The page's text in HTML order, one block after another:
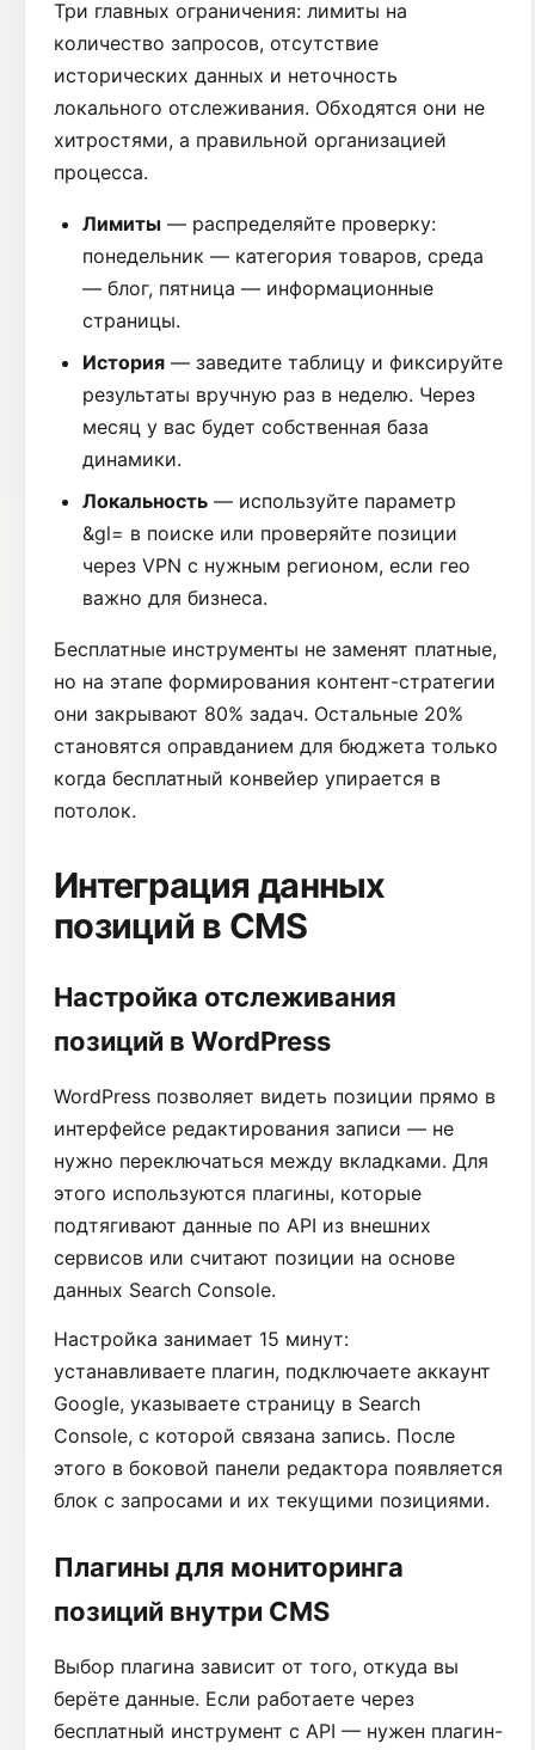
Три главных ограничения: лимиты на
количество запросов, отсутствие
исторических данных и неточность
локального отслеживания. Обходятся они не
хитростями, а правильной организацией
процесса.
Лимиты — распределяйте проверку:
понедельник — категория товаров, среда
— блог, пятница — информационные
страницы.
История — заведите таблицу и фиксируйте
результаты вручную раз в неделю. Через
месяц у вас будет собственная база
динамики.
Локальность — используйте параметр
&gl= в поиске или проверяйте позиции
через VPN с нужным регионом, если гео
важно для бизнеса.
Бесплатные инструменты не заменят платные,
но на этапе формирования контент-стратегии
они закрывают 80% задач. Остальные 20%
становятся оправданием для бюджета только
когда бесплатный конвейер упирается в
потолок.
Интеграция данных
позиций в CMS
Настройка отслеживания
позиций в WordPress
WordPress позволяет видеть позиции прямо в
интерфейсе редактирования записи — не
нужно переключаться между вкладками. Для
этого используются плагины, которые
подтягивают данные по API из внешних
сервисов или считают позиции на основе
данных Search Console.
Настройка занимает 15 минут:
устанавливаете плагин, подключаете аккаунт
Google, указываете страницу в Search
Console, с которой связана запись. После
этого в боковой панели редактора появляется
блок с запросами и их текущими позициями.
Плагины для мониторинга
позиций внутри CMS
Выбор плагина зависит от того, откуда вы
берёте данные. Если работаете через
бесплатный инструмент с API — нужен плагин-